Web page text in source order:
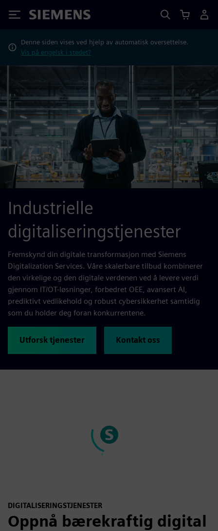
Siemens
Denne siden vises ved hjelp av automatisk oversettelse.
Vis på engelsk i stedet?
Industrielle
digitaliseringstjenester
Fremskynd din digitale transformasjon med Siemens
Digitalization Services. Våre skalerbare tilbud kombinerer
den virkelige og den digitale verdenen ved å levere verdi
gjennom IT/OT-løsninger, forbedret OEE, avansert AI,
prediktivt vedlikehold og robust cybersikkerhet samtidig
som du holder deg foran konkurrentene.
Utforsk tjenester Kontakt oss
DIGITALISERINGSTJENESTER
Oppnå bærekraftig digital